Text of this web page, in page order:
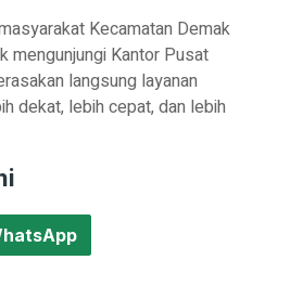
Kecamatan Demak
mengunjungi Kantor Pusat
langsung layanan
dekat, lebih cepat, dan lebih